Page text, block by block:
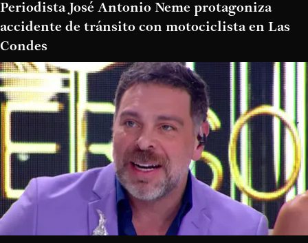
Periodista José Antonio Neme protagoniza
accidente de tránsito con motociclista en Las
Condes